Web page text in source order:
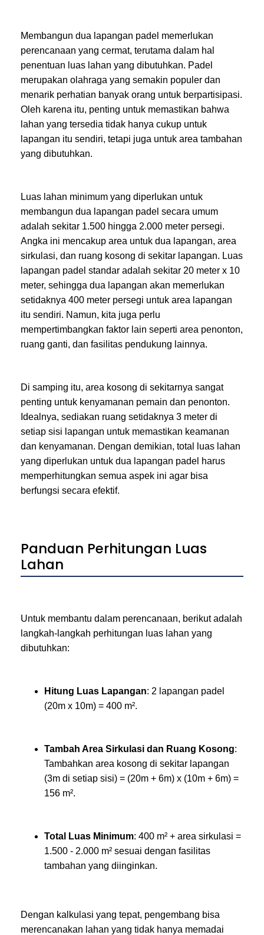
Membangun dua lapangan padel memerlukan
perencanaan yang cermat, terutama dalam hal
penentuan luas lahan yang dibutuhkan. Padel
merupakan olahraga yang semakin populer dan
menarik perhatian banyak orang untuk berpartisipasi.
Oleh karena itu, penting untuk memastikan bahwa
lahan yang tersedia tidak hanya cukup untuk
lapangan itu sendiri, tetapi juga untuk area tambahan
yang dibutuhkan.
Luas lahan minimum yang diperlukan untuk
membangun dua lapangan padel secara umum
adalah sekitar 1.500 hingga 2.000 meter persegi.
Angka ini mencakup area untuk dua lapangan, area
sirkulasi, dan ruang kosong di sekitar lapangan. Luas
lapangan padel standar adalah sekitar 20 meter x 10
meter, sehingga dua lapangan akan memerlukan
setidaknya 400 meter persegi untuk area lapangan
itu sendiri. Namun, kita juga perlu
mempertimbangkan faktor lain seperti area penonton,
ruang ganti, dan fasilitas pendukung lainnya.
Di samping itu, area kosong di sekitarnya sangat
penting untuk kenyamanan pemain dan penonton.
Idealnya, sediakan ruang setidaknya 3 meter di
setiap sisi lapangan untuk memastikan keamanan
dan kenyamanan. Dengan demikian, total luas lahan
yang diperlukan untuk dua lapangan padel harus
memperhitungkan semua aspek ini agar bisa
berfungsi secara efektif.
Panduan Perhitungan Luas
Lahan
Untuk membantu dalam perencanaan, berikut adalah
langkah-langkah perhitungan luas lahan yang
dibutuhkan:
Hitung Luas Lapangan: 2 lapangan padel
(20m x 10m) = 400 m².
Tambah Area Sirkulasi dan Ruang Kosong:
Tambahkan area kosong di sekitar lapangan
(3m di setiap sisi) = (20m + 6m) x (10m + 6m) =
156 m².
Total Luas Minimum: 400 m² + area sirkulasi =
1.500 - 2.000 m² sesuai dengan fasilitas
tambahan yang diinginkan.
Dengan kalkulasi yang tepat, pengembang bisa
merencanakan lahan yang tidak hanya memadai